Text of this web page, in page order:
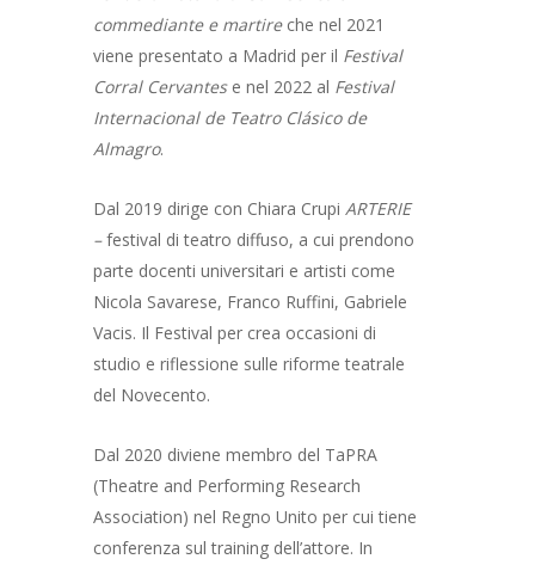
commediante e martireche nel 2021
viene presentato a Madrid per il Festival
Corral Cervantese nel 2022 al Festival
Internacional de Teatro Clásico de
Almagro.
Dal 2019 dirige con Chiara Crupi ARTERIE
– festival di teatro diffuso, a cui prendono
parte docenti universitari e artisti come
Nicola Savarese, Franco Ruffini, Gabriele
Vacis. Il Festival per crea occasioni di
studio e riflessione sulle riforme teatrale
del Novecento.
Dal 2020 diviene membro del TaPRA
(Theatre and Performing Research
Association) nel Regno Unito per cui tiene
conferenza sul training dell’attore. In
COLLABORAZIONI
CORSO TRIENNALE DI
RECITAZIONE
CORSO LIBERO
AMMISSIONE
ALLIEVI
CONTATTI
DIARIO DI BORDO